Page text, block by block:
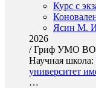
Курс с
Ясин М.
2026
/Гриф УМО ВО
Научная школа:
университет
…